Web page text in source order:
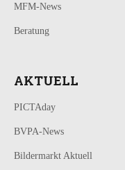
MFM-News
Beratung
AKTUELL
PICTAday
BVPA-News
Bildermarkt Aktuell